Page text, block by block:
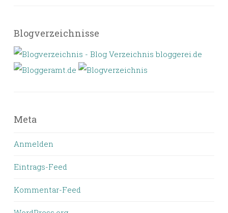
Blogverzeichnisse
Meta
Anmelden
Eintrags-Feed
Kommentar-Feed